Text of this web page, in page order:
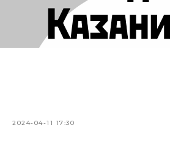
2024-04-11 17:30